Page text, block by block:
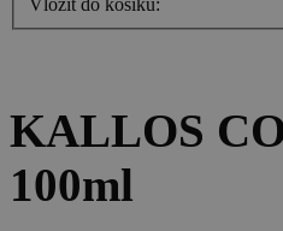
Vložit do košíku:
KALLOS
100ml